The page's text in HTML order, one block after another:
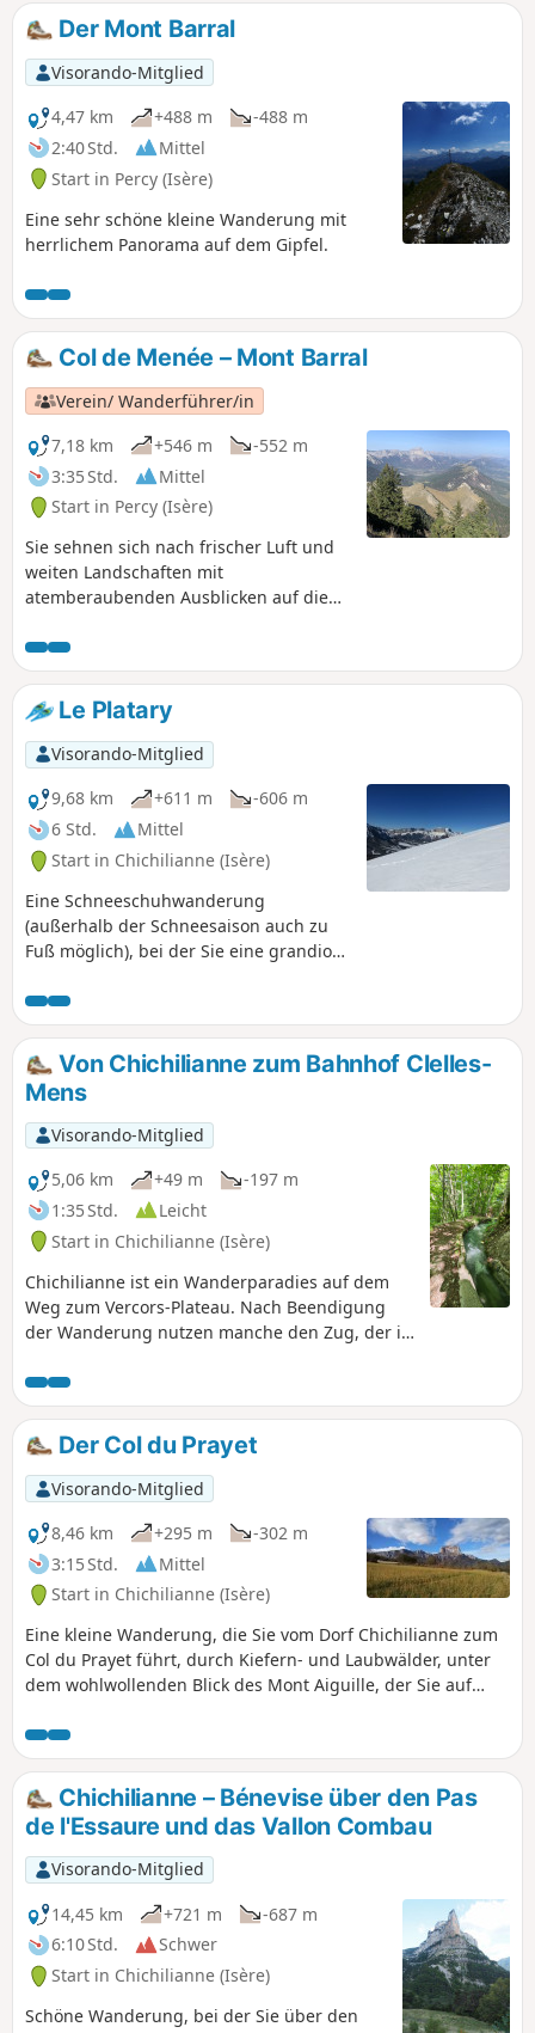
Der Mont Barral
Visorando-Mitglied
4,47 km
+488 m
-488 m
2:40 Std.
Mittel
Start in Percy (Isère)
Eine sehr schöne kleine Wanderung mit
herrlichem Panorama auf dem Gipfel.
Col de Menée – Mont Barral
Verein/ Wanderführer/in
7,18 km
+546 m
-552 m
3:35 Std.
Mittel
Start in Percy (Isère)
Sie sehnen sich nach frischer Luft und
weiten Landschaften mit
atemberaubenden Ausblicken auf die
Massiv? Diese Wanderung mit mittlerem
Schwierigkeitsgrad vermittelt Ihnen das
Gefühl, im Hochgebirge zu sein.
Le Platary
Visorando-Mitglied
9,68 km
+611 m
-606 m
6 Std.
Mittel
Start in Chichilianne (Isère)
Eine Schneeschuhwanderung
(außerhalb der Schneesaison auch zu
Fuß möglich), bei der Sie eine grandiose
können. (!) Vorsicht während der
Almzeit, da zwischen (3) und (4) Herden
und Patous (Schutzhunde) anwesend
sind. Siehe Praktische Informationen.
Von Chichilianne zum Bahnhof Clelles-
Mens
Visorando-Mitglied
5,06 km
+49 m
-197 m
1:35 Std.
Leicht
Start in Chichilianne (Isère)
Chichilianne ist ein Wanderparadies auf dem
Weg zum Vercors-Plateau. Nach Beendigung
der Wanderung nutzen manche den Zug, der in
dass man von Chichilianne oder La Richardière
aus in weniger als zwei Stunden den Bahnhof
von Clelles erreichen kann, indem man fast drei
Kilometer lang einem Bewässerungskanal folgt.
Diese Rückwanderung nach Clelles kann auch
in umgekehrter Richtung zurückgelegt werden,
wenn Sie Ihre Tour beginnen.
Der Col du Prayet
Visorando-Mitglied
8,46 km
+295 m
-302 m
3:15 Std.
Mittel
Start in Chichilianne (Isère)
Eine kleine Wanderung, die Sie vom Dorf Chichilianne zum
Col du Prayet führt, durch Kiefern- und Laubwälder, unter
dem wohlwollenden Blick des Mont Aiguille, der Sie auf
Chichilianne – Bénevise über den Pas
de l'Essaure und das Vallon Combau
Visorando-Mitglied
14,45 km
+721 m
-687 m
6:10 Std.
Schwer
Start in Chichilianne (Isère)
Schöne Wanderung, bei der Sie über den